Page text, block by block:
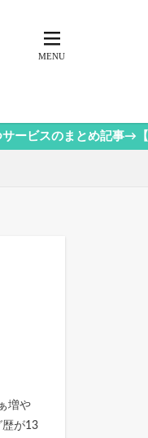
とめ記事→【今すぐクリ
増や
歴が13